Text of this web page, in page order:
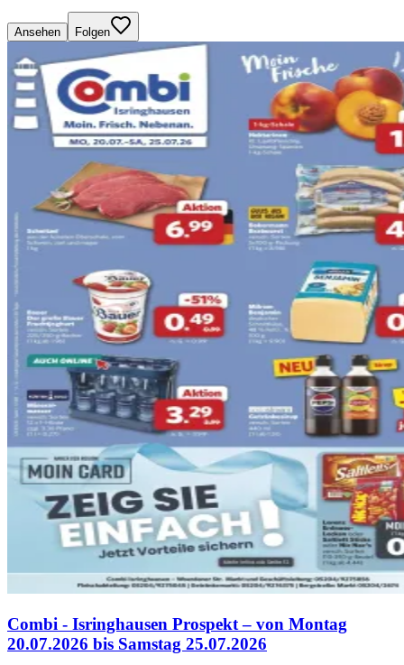
Ansehen Folgen
Combi - Isringhausen Prospekt – von Montag
20.07.2026 bis Samstag 25.07.2026